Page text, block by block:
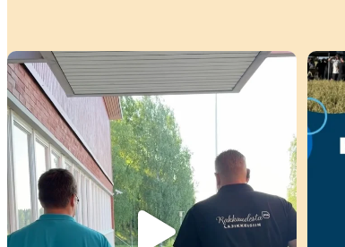
Kiitokset viime viikon peltopäivillemme ...
35